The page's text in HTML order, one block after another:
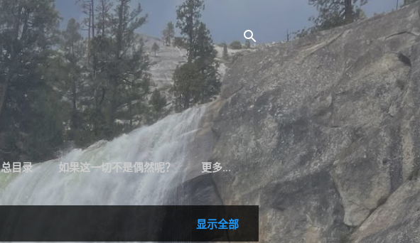
总目录 如果这一切不是偶然呢？ 更多…
显示全部